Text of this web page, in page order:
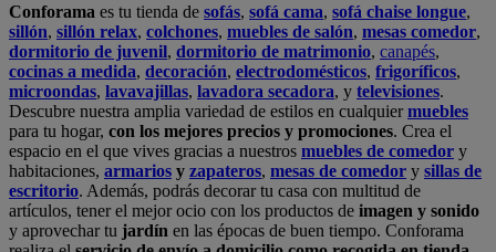
Conforama es tu tienda de sofás, sofá cama, sofá chaise longue,
sillón, sillón relax, colchones, muebles de salón, mesas comedor,
dormitorio de juvenil, dormitorio de matrimonio, canapés,
cocinas a medida, decoración, electrodomésticos, frigoríficos,
microondas, lavavajillas, lavadora secadora, y televisiones.
Descubre nuestra amplia variedad de estilos en cualquiermuebles
para tu hogar, con los mejores precios y promociones. Crea el
espacio en el que vives gracias a nuestros muebles de comedor y
habitaciones, armarios y zapateros, mesas de comedor y sillas de
escritorio. Además, podrás decorar tu casa con multitud de
artículos, tener el mejor ocio con los productos de imagen y sonido
y aprovechar tu jardín en las épocas de buen tiempo. Conforama